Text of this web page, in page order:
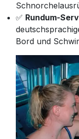
✅ Rundum-
Bord und